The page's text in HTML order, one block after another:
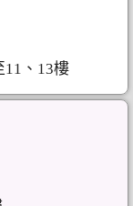
11、13樓